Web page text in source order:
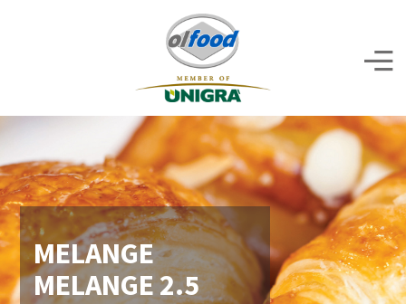
MELANGE
MELANGE 2.5